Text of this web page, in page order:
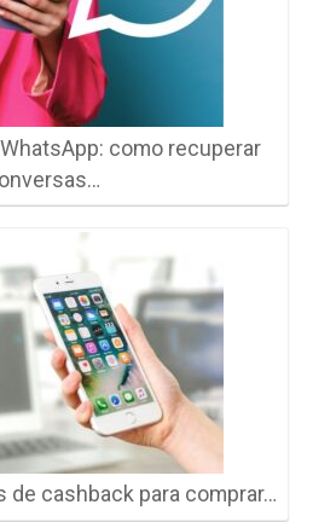
como recuperar
de cashback para comprar…